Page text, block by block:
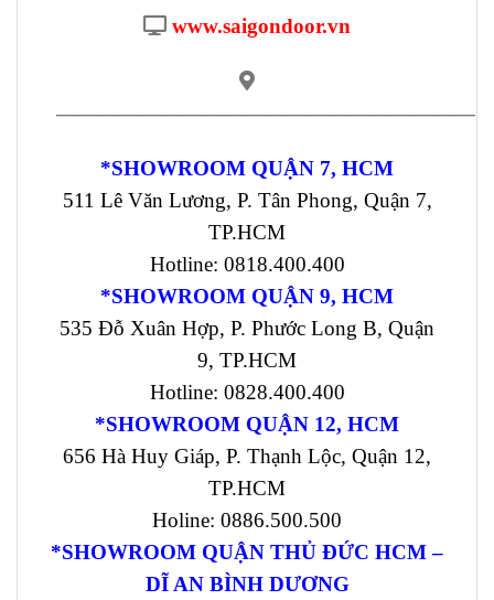
www.saigondoor.vn
————————————————————
*SHOWROOM QUẬN 7, HCM
511 Lê Văn Lương, P. Tân Phong, Quận 7,
TP.HCM
Hotline: 0818.400.400
*SHOWROOM QUẬN 9, HCM
535 Đỗ Xuân Hợp, P. Phước Long B, Quận
9, TP.HCM
Hotline: 0828.400.400
*SHOWROOM QUẬN 12, HCM
656 Hà Huy Giáp, P. Thạnh Lộc, Quận 12,
TP.HCM
Holine: 0886.500.500
*SHOWROOM QUẬN THỦ ĐỨC HCM –
DĨ AN BÌNH DƯƠNG